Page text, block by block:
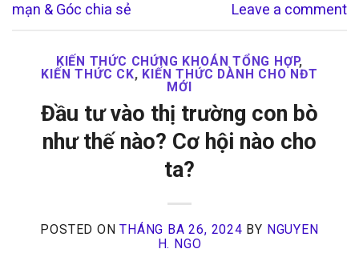
mạn & Góc chia sẻ
Leave a comment
KIẾN THỨC CHỨNG KHOÁN TỔNG HỢP,
KIẾN THỨC CK, KIẾN THỨC DÀNH CHO NĐT
MỚI
Đầu tư vào thị trường con bò
như thế nào? Cơ hội nào cho
ta?
POSTED ONTHÁNG BA 26, 2024 BY NGUYEN
H. NGO